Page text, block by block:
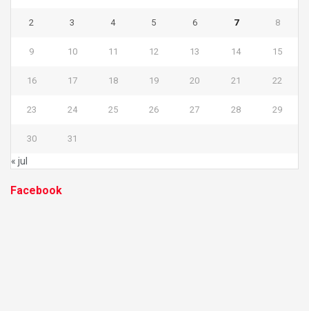
2 3 4 5 6 7 8
9 10 11 12 13 14 15
16 17 18 19 20 21 22
23 24 25 26 27 28 29
30 31
« jul
Facebook